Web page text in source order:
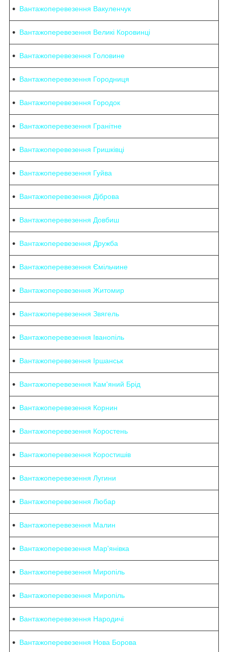
Вантажоперевезення Вакуленчук
Вантажоперевезення Великі Коровинці
Вантажоперевезення Головине
Вантажоперевезення Городниця
Вантажоперевезення Городок
Вантажоперевезення Гранітне
Вантажоперевезення Гришківці
Вантажоперевезення Гуйва
Вантажоперевезення Діброва
Вантажоперевезення Довбиш
Вантажоперевезення Дружба
Вантажоперевезення Ємільчине
Вантажоперевезення Житомир
Вантажоперевезення Звягель
Вантажоперевезення Іванопіль
Вантажоперевезення Іршанськ
Вантажоперевезення Кам'яний Брід
Вантажоперевезення Корнин
Вантажоперевезення Коростень
Вантажоперевезення Коростишів
Вантажоперевезення Лугини
Вантажоперевезення Любар
Вантажоперевезення Малин
Вантажоперевезення Мар'янівка
Вантажоперевезення Миропіль
Вантажоперевезення Миропіль
Вантажоперевезення Народичі
Вантажоперевезення Нова Борова